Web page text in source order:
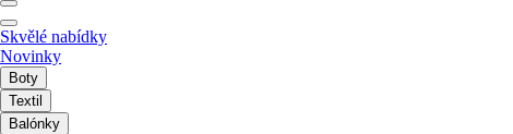
Skvělé nabídky
Novinky
Boty
Textil
Balónky